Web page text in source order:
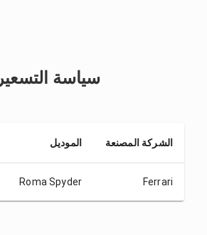
سياسة التسعير
الشركة المصنعة الموديل
Ferrari
Roma Spyder